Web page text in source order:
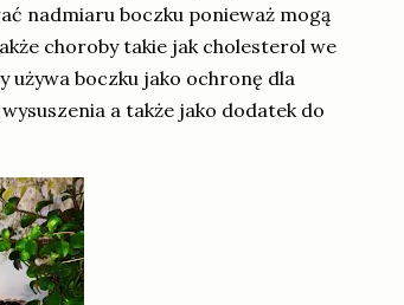
nadmiaru boczku ponieważ mogą
choroby takie jak cholesterol we
używa boczku jako ochronę dla
a także jako dodatek do